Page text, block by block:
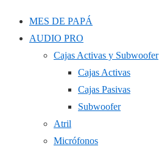
MES DE PAPÁ
AUDIO PRO
Cajas Activas y Subwoofer
Cajas Activas
Cajas Pasivas
Subwoofer
Atril
Micrófonos